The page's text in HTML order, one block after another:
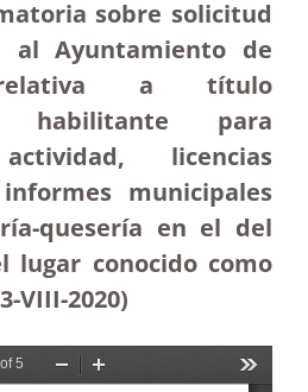
sobre solicitud
al Ayuntamiento de
relativa a título
habilitante para
licencias
municipales
quesería en el del
lugar conocido como
VIII-2020)